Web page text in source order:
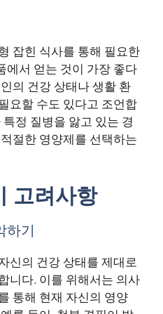
잡힌 식사를 통해 필요한
에서 얻는 것이 가장 좋다
의 건강 상태나 생활 환
요할 수도 있다고 조언합
정 질병을 앓고 있는 경
절한 영양제를 선택하는
고려사항
하기
신의 건강 상태를 제대로
니다. 이를 위해서는 의사
통해 현재 자신의 영양